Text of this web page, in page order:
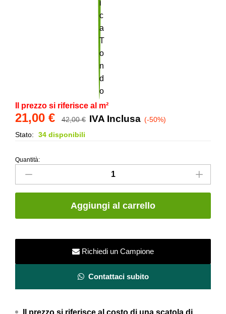
Il prezzo si riferisce al m²
21,00 € 42,00€ IVA Inclusa (-50%)
Stato:
34 disponibili
Maiolica
pavimenti
10x10
-
Quantità:
Aggiungi al carrello
Richiedi un Campione
Contattaci subito